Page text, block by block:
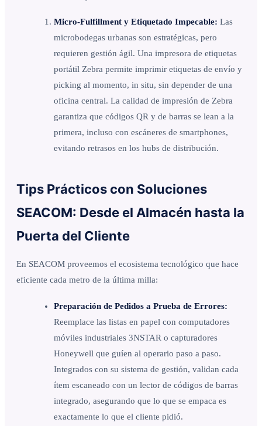
Micro-Fulfillment y Etiquetado Impecable: Las
microbodegas urbanas son estratégicas, pero
requieren gestión ágil. Una impresora de etiquetas
portátil Zebra permite imprimir etiquetas de envío y
picking al momento, in situ, sin depender de una
oficina central. La calidad de impresión de Zebra
garantiza que códigos QR y de barras se lean a la
primera, incluso con escáneres de smartphones,
evitando retrasos en los hubs de distribución.
Tips Prácticos con Soluciones
SEACOM: Desde el Almacén hasta la
Puerta del Cliente
En SEACOM proveemos el ecosistema tecnológico que hace
eficiente cada metro de la última milla:
Preparación de Pedidos a Prueba de Errores:
Reemplace las listas en papel con computadores
móviles industriales 3NSTAR o capturadores
Honeywell que guíen al operario paso a paso.
Integrados con su sistema de gestión, validan cada
ítem escaneado con un lector de códigos de barras
integrado, asegurando que lo que se empaca es
exactamente lo que el cliente pidió.